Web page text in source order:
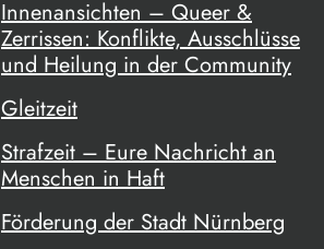
Innenansichten – Queer &
Zerrissen: Konflikte, Ausschlüsse
und Heilung in der Community
Gleitzeit
Strafzeit – Eure Nachricht an
Menschen in Haft
Förderung der Stadt Nürnberg